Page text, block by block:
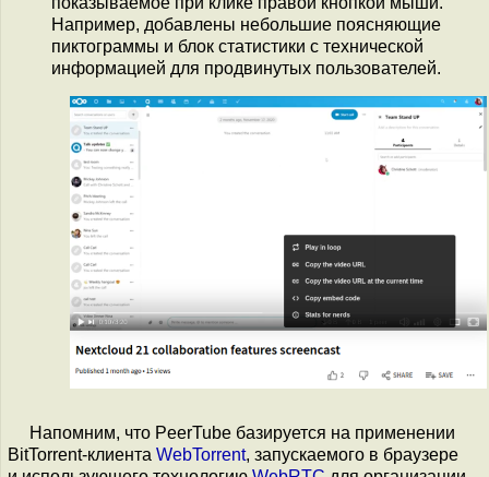
Например, добавлены небольшие поясняющие
пиктограммы и блок статистики с технической
информацией для продвинутых пользователей.
Напомним, что PeerTube базируется на применении
BitTorrent-клиента WebTorrent, запускаемого в браузере